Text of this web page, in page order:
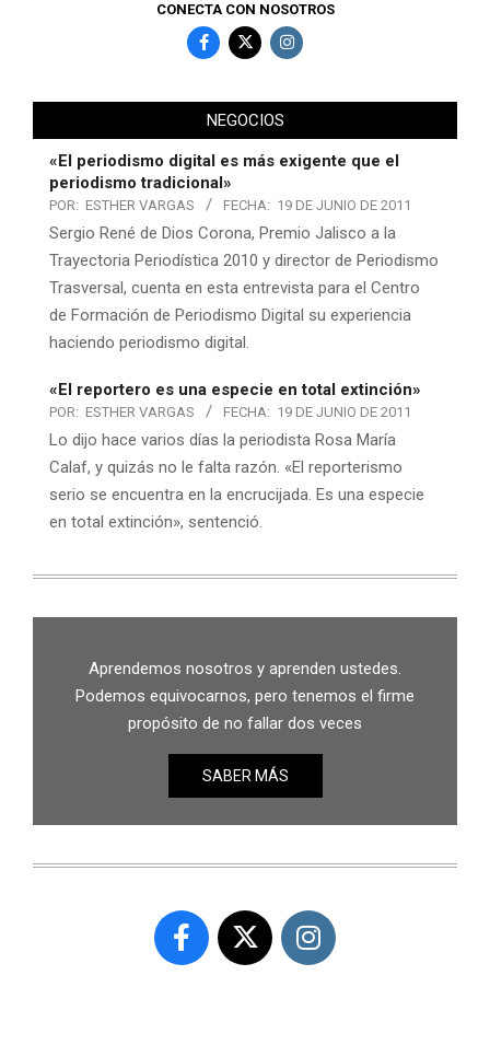
CONECTA CON NOSOTROS
NEGOCIOS
«El periodismo digital es más exigente que el
periodismo tradicional»
POR: ESTHER VARGAS FECHA: 19 DE JUNIO DE 2011
Sergio René de Dios Corona, Premio Jalisco a la
Trayectoria Periodística 2010 y director de Periodismo
Trasversal, cuenta en esta entrevista para el Centro
de Formación de Periodismo Digital su experiencia
haciendo periodismo digital.
«El reportero es una especie en total extinción»
POR: ESTHER VARGAS FECHA: 19 DE JUNIO DE 2011
Lo dijo hace varios días la periodista Rosa María
Calaf, y quizás no le falta razón. «El reporterismo
serio se encuentra en la encrucijada. Es una especie
en total extinción», sentenció.
Aprendemos nosotros y aprenden ustedes.
Podemos equivocarnos, pero tenemos el firme
propósito de no fallar dos veces
SABER MÁS